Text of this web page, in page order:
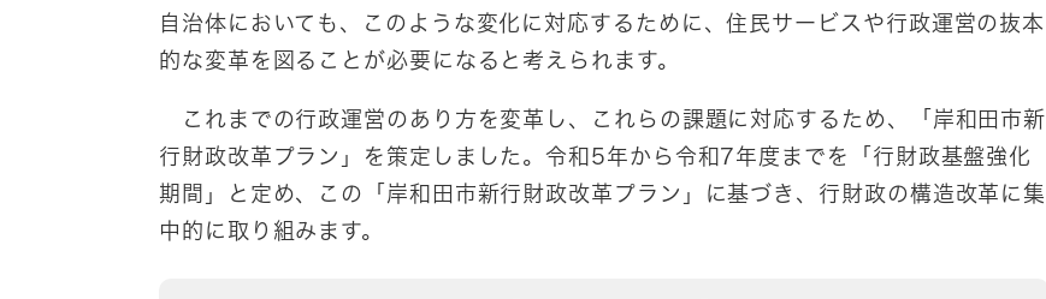
自治体においても、このような変化に対応するために、住民サービスや行政運営の抜本
的な変革を図ることが必要になると考えられます。
これまでの行政運営のあり方を変革し、これらの課題に対応するため、「岸和田市新
行財政改革プラン」を策定しました。令和5年から令和7年度までを「行財政基盤強化
期間」と定め、この「岸和田市新行財政改革プラン」に基づき、行財政の構造改革に集
中的に取り組みます。